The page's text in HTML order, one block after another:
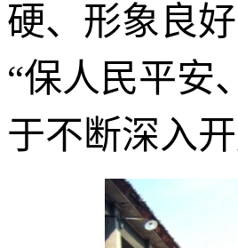
硬、形象良
“保人民平安
于不断深入